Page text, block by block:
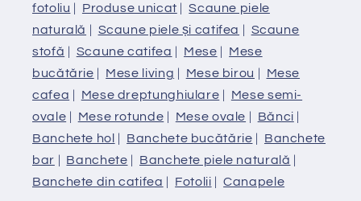
fotoliu | Produse unicat |Scaune piele
naturală | Scaune piele și catifea | Scaune
stofă | Scaune catifea | Mese | Mese
bucătărie | Mese living | Mese birou | Mese
cafea | Mese dreptunghiulare | Mese semi-
ovale | Mese rotunde | Mese ovale | Bănci |
Banchete hol | Banchete bucătărie | Banchete
bar | Banchete | Banchete piele naturală |
Banchete din catifea | Fotolii |Canapele